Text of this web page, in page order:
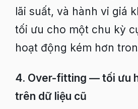
lãi suất, và hành vi giá
tối ưu cho một chu kỳ
hoạt động kém hơn
4. Over-fitting — tối ưu
trên dữ liệu cũ